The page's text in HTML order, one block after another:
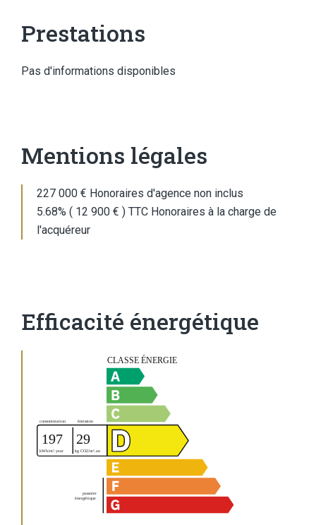
Prestations
Pas d'informations disponibles
Mentions légales
227 000 € Honoraires d'agence non inclus
5.68% ( 12 900 € ) TTC Honoraires à la charge de
l'acquéreur
Efficacité énergétique